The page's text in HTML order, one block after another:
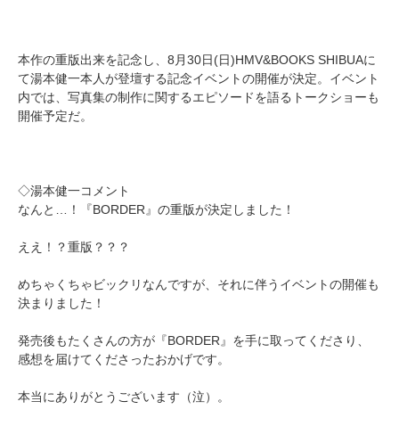
本作の重版出来を記念し、8月30日(日)HMV&BOOKS SHIBUAに
て湯本健一本人が登壇する記念イベントの開催が決定。イベント
内では、写真集の制作に関するエピソードを語るトークショーも
開催予定だ。
◇湯本健一コメント
なんと…！『BORDER』の重版が決定しました！
ええ！？重版？？？
めちゃくちゃビックリなんですが、それに伴うイベントの開催も
決まりました！
発売後もたくさんの方が『BORDER』を手に取ってくださり、
感想を届けてくださったおかげです。
本当にありがとうございます（泣）。